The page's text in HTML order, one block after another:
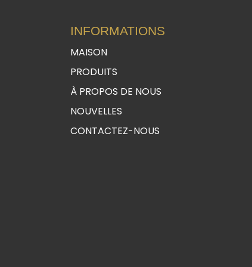
INFORMATIONS
MAISON
PRODUITS
À PROPOS DE NOUS
NOUVELLES
CONTACTEZ-NOUS